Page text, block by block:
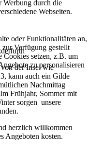
der Insel wie
kann auch ein Gilde
Nachmittag
Frühjahr, Sommer mit
sorgen unsere
herzlich willkommen
Angeboten kosten.
Werbung durch die
Webseiten.
oder Funktionalitäten an,
Verfügung gestellt
Cookies setzen, z.B. um
zu personalisieren